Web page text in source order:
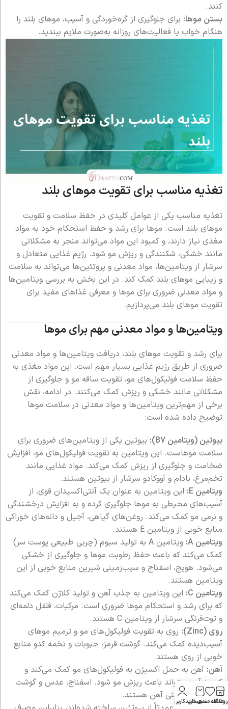
کنند.
بستن موها: برای جلوگیری از گره‌خوردگی و آسیب، موهای بلند را
هنگام خواب یا فعالیت‌های روزانه به‌صورت ملایم ببندید.
تغذیه مناسب برای تقویت موهای بلند
تغذیه مناسب یکی از عوامل کلیدی در حفظ سلامت و تقویت
موهای بلند است. موها برای رشد و حفظ استحکام خود به مواد
مغذی نیاز دارند، و کمبود این مواد می‌تواند منجر به مشکلاتی
مانند خشکی، شکنندگی و ریزش مو شود. رژیم غذایی متعادل و
سرشار از ویتامین‌ها، مواد معدنی و پروتئین‌ها می‌تواند به سلامت
و زیبایی موهای بلند کمک کند. در این بخش به بررسی ویتامین‌ها
و مواد معدنی ضروری برای موها و معرفی غذاهای مفید برای
تقویت موهای بلند می‌پردازیم.
ویتامین‌ها و مواد معدنی مهم برای موها
برای رشد و تقویت موهای بلند، دریافت ویتامین‌ها و مواد معدنی
ضروری از طریق رژیم غذایی بسیار مهم است. این مواد مغذی به
حفظ سلامت فولیکول‌های مو، تقویت ساقه مو و جلوگیری از
مشکلاتی مانند خشکی و ریزش کمک می‌کنند. در ادامه، نقش
برخی از مهم‌ترین ویتامین‌ها و مواد معدنی در سلامت موها
توضیح داده شده است:
بیوتین (ویتامین B7):
بیوتین یکی از ویتامین‌های ضروری برای
سلامت موهاست. این ویتامین به تقویت فولیکول‌های مو، افزایش
ضخامت و جلوگیری از ریزش کمک می‌کند. مواد غذایی مانند
تخم‌مرغ، بادام و آووکادو سرشار از بیوتین هستند.
ویتامین E:
این ویتامین به عنوان یک آنتی‌اکسیدان قوی، از
آسیب‌های محیطی به موها جلوگیری کرده و به افزایش درخشندگی
و نرمی مو کمک می‌کند. روغن‌های گیاهی، آجیل و دانه‌های خوراکی
منابع خوبی از ویتامین E هستند.
ویتامین A:
ویتامین A به تولید سبوم (چربی طبیعی پوست سر)
کمک می‌کند که باعث حفظ رطوبت موها و جلوگیری از خشکی
می‌شود. هویج، اسفناج و سیب‌زمینی شیرین منابع خوبی از این
ویتامین هستند.
ویتامین C:
این ویتامین به جذب آهن و تولید کلاژن کمک می‌کند
که برای رشد و استحکام موها ضروری است. مرکبات، فلفل دلمه‌ای
و توت‌فرنگی سرشار از ویتامین C هستند.
روی (Zinc):
روی به تقویت فولیکول‌های مو و ترمیم موهای
آسیب‌دیده کمک می‌کند. گوشت قرمز، حبوبات و تخمه کدو منابع
خوبی از روی هستند.
آهن: آهن به حمل اکسیژن به فولیکول‌های مو کمک می‌کند و
کمبود آن می‌تواند باعث ریزش مو شود. اسفناج، عدس و گوشت
قرمز از منابع غنی آهن هستند.
علاقه مندیسبد خرید
حساب کاربری من